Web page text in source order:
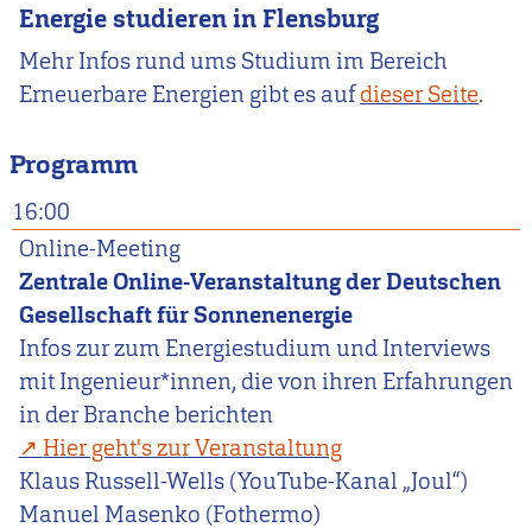
Energie studieren in Flensburg
Mehr Infos rund ums Studium im Bereich
Erneuerbare Energien gibt es aufdieser Seite.
Programm
16:00
Online-Meeting
Zentrale Online-Veranstaltung der Deutschen
Gesellschaft für Sonnenenergie
Infos zur zum Energiestudium und Interviews
mit Ingenieur*innen, die von ihren Erfahrungen
in der Branche berichten
Hier geht's zur Veranstaltung
Klaus Russell-Wells (YouTube-Kanal „Joul“)
Manuel Masenko (Fothermo)